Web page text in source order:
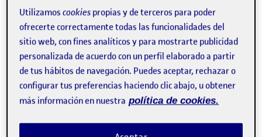
Utilizamoscookies propias y de terceros para poder
ofrecerte correctamente todas las funcionalidades del
sitio web, con fines analíticos y para mostrarte publicidad
personalizada de acuerdo con un perfil elaborado a partir
de tus hábitos de navegación. Puedes aceptar, rechazar o
configurar tus preferencias haciendo clic abajo, u obtener
más información en nuestra política de cookies.